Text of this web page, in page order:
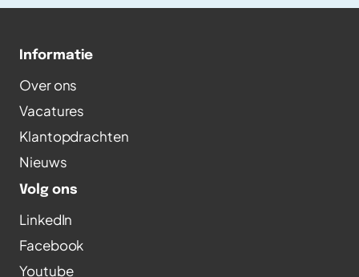
Informatie
Over ons
Vacatures
Klantopdrachten
Nieuws
Volg ons
LinkedIn
Facebook
Youtube